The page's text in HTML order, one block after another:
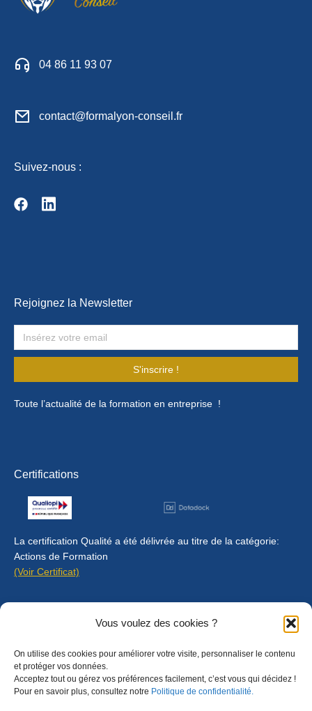
Vous voulez des cookies ?
On utilise des cookies pour améliorer votre visite, personnaliser le contenu
et protéger vos données.
Acceptez tout ou gérez vos préférences facilement, c’est vous qui décidez !
Pour en savoir plus, consultez notre Politique de confidentialité.
04 86 11 93 07
contact@formalyon-conseil.fr
Suivez-nous :
Rejoignez la Newsletter
S'inscrire !
Toute l’actualité de la formation en entreprise !
Certifications
La certification Qualité a été délivrée au titre de la catégorie:
Actions de Formation
(Voir Certificat)
Règlement intérieur
CGU